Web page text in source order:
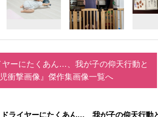
ーにたくあん…、我が子の仰天行動と
衝撃画像』傑作集画像一覧へ
ドライヤーにたくあん… 我が子の仰天行動